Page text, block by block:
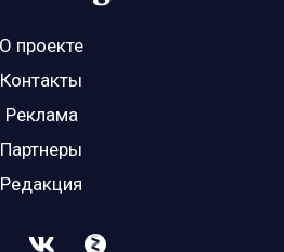
О проекте
Контакты
Реклама
Партнеры
Редакция